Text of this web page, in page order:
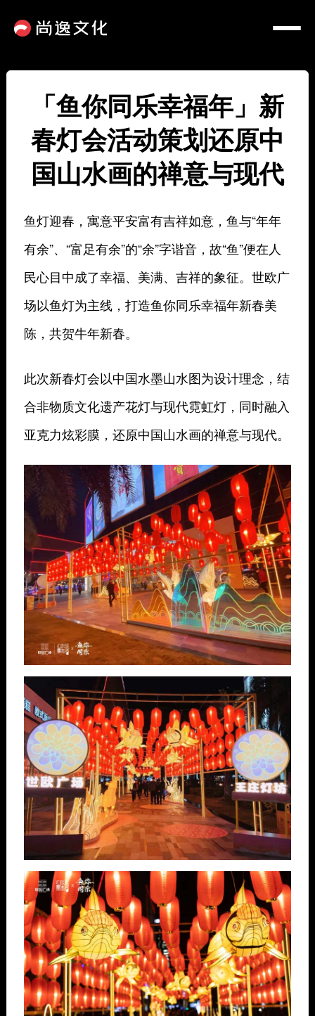
「鱼你同乐幸福年」新
春灯会活动策划还原中
国山水画的禅意与现代
鱼灯迎春，寓意平安富有吉祥如意，鱼与“年年
有余”、“富足有余”的“余”字谐音，故“鱼”便在人
民心目中成了幸福、美满、吉祥的象征。世欧广
场以鱼灯为主线，打造鱼你同乐幸福年新春美
陈，共贺牛年新春。
此次新春灯会以中国水墨山水图为设计理念，结
合非物质文化遗产花灯与现代霓虹灯，同时融入
亚克力炫彩膜，还原中国山水画的禅意与现代。